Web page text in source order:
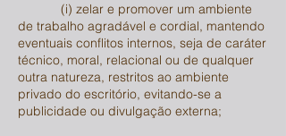
(i) zelar e promover um ambiente
de trabalho agradável e cordial, mantendo
eventuais conflitos internos, seja de caráter
técnico, moral, relacional ou de qualquer
outra natureza, restritos ao ambiente
privado do escritório, evitando-se a
publicidade ou divulgação externa;